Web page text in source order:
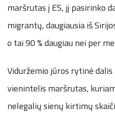
maršrutas į ES, jį pasirinko
migrantų, daugiausia iš
o tai 90 % daugiau nei per
Viduržemio jūros rytinė
vienintelis maršrutas,
nelegalių sienų kirtimų